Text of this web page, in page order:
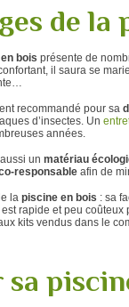
de la
bois présente de
il saura se
recommandé pour sa
d’insectes. Un
années.
un matériau
responsableafin de
la piscine en bois : sa
rapide et peu coûteux
kits vendus dans le